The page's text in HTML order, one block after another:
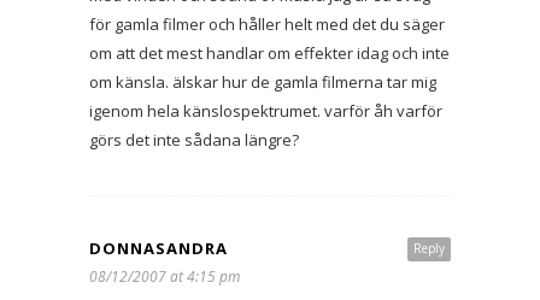
för gamla filmer och håller helt med det du säger
om att det mest handlar om effekter idag och inte
om känsla. älskar hur de gamla filmerna tar mig
igenom hela känslospektrumet. varför åh varför
görs det inte sådana längre?
Reply
DONNASANDRA
08/12/2007 at 4:15 pm